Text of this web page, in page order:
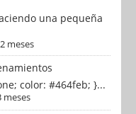
una pequeña
meses
color: #464feb; }...
meses